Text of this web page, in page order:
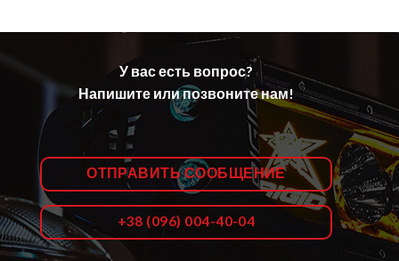
У вас есть вопрос?
Напишите или позвоните нам!
ОТПРАВИТЬ СООБЩЕНИЕ
+38 (096) 004-40-04